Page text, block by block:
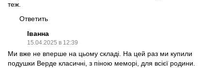
теж.
Ответить
Іванна
15.04.2025 в 12:39
Ми вже не вперше на цьому складі. На цей раз ми купили
подушки Верде класичні, з піною меморі, для всієї родини.